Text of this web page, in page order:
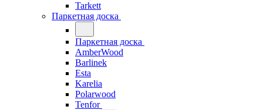
Tarkett
Паркетная доска
Паркетная доска
AmberWood
Barlinek
Esta
Karelia
Polarwood
Tenfor